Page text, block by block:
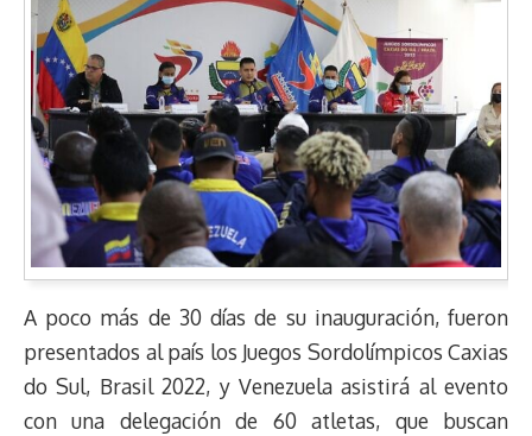
A poco más de 30 días de su inauguración, fueron
presentados al país los Juegos Sordolímpicos Caxias
do Sul, Brasil 2022, y Venezuela asistirá al evento
con una delegación de 60 atletas, que buscan